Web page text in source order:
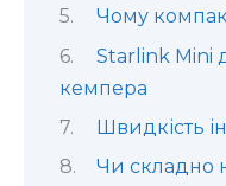
Чому
Starlink Mini
кемпера
Швидкість
Чи складно